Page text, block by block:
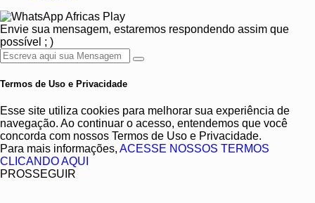
Africas Play
Envie sua mensagem, estaremos respondendo assim que
possível ; )
Termos de Uso e Privacidade
Esse site utiliza cookies para melhorar sua experiência de
navegação. Ao continuar o acesso, entendemos que você
concorda com nossos Termos de Uso e Privacidade.
Para mais informações, ACESSE NOSSOS TERMOS
CLICANDO AQUI
PROSSEGUIR